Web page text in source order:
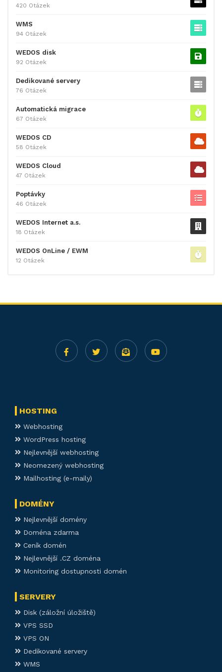
420 Otázek
WMS
94 Otázek
WEDOS disk
92 Otázek
Dedikované servery
76 Otázek
Automatická migrace
67 Otázek
WEDOS CD
58 Otázek
WEDOS Cloud
47 Otázek
Poptávky
46 Otázek
WEDOS Internet a.s.
18 Otázek
WEDOS OnLine / EWM
12 Otázek
HOSTING
Webhosting
WordPress hosting
Nejlevnější webhosting
Neomezený webhosting
Mailhosting (e-maily)
DOMÉNY
Nejlevnější domény
Doména zdarma
Ceník domén
Nejlevnější .CZ doména
Monitoring dostupnosti domén
SERVERY
Disk (záložní úložiště)
VPS SSD
VPS ON
Dedikované servery
WMS